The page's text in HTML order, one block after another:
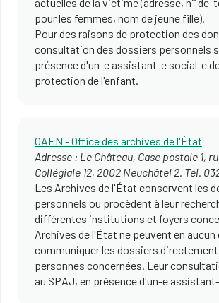
pour les femmes, nom de jeune fille).
Pour des raisons de protection des
consultation des dossiers personnels
présence d'un-e assistant-e social-e
protection de l'enfant.
OAEN - Office des archives de l'État
Adresse : Le Château, Case postale 1,
Collégiale 12, 2002 Neuchâtel 2. Tél.
Les Archives de l'État conservent les
personnels ou procèdent à leur
différentes institutions et foyers
Archives de l'État ne peuvent en aucun
communiquer les dossiers
personnes concernées. Leur
au SPAJ, en présence d'un-e